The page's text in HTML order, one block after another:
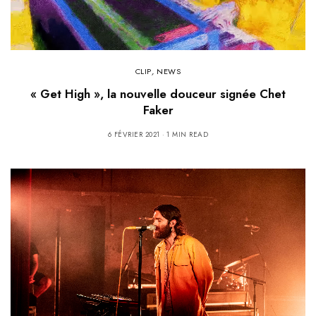
CLIP, NEWS
« Get High », la nouvelle douceur signée Chet
Faker
6 FÉVRIER 2021 1 MIN READ